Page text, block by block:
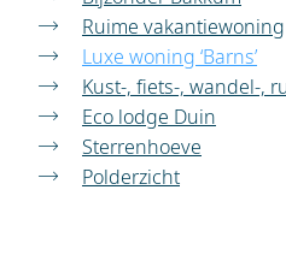
Ruime vakantiewoning
Luxe woning ‘Barns’
Kust-, fiets-, wandel-,
Eco lodge Duin
Sterrenhoeve
Polderzicht